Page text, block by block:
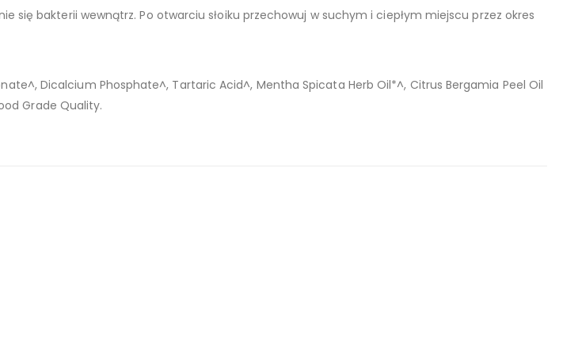
się bakterii wewnątrz. Po otwarciu słoiku przechowuj w suchym i ciepłym miejscu przez okres
Dicalcium Phosphate^, Tartaric Acid^, Mentha Spicata Herb Oil*^, Citrus Bergamia Peel Oil
Grade Quality.